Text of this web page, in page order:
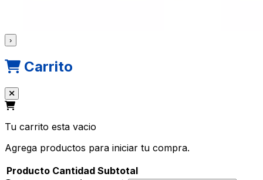
›
Carrito
Tu carrito esta vacio
Agrega productos para iniciar tu compra.
Producto Cantidad Subtotal